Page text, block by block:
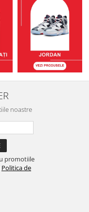
noastre
promotiile
Politica de